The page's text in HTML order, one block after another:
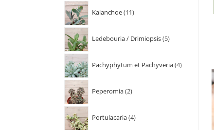
Kalanchoe 11
Ledebouria / Drimiopsis 5
Pachyphytum et Pachyveria 4
Peperomia 2
Portulacaria 4